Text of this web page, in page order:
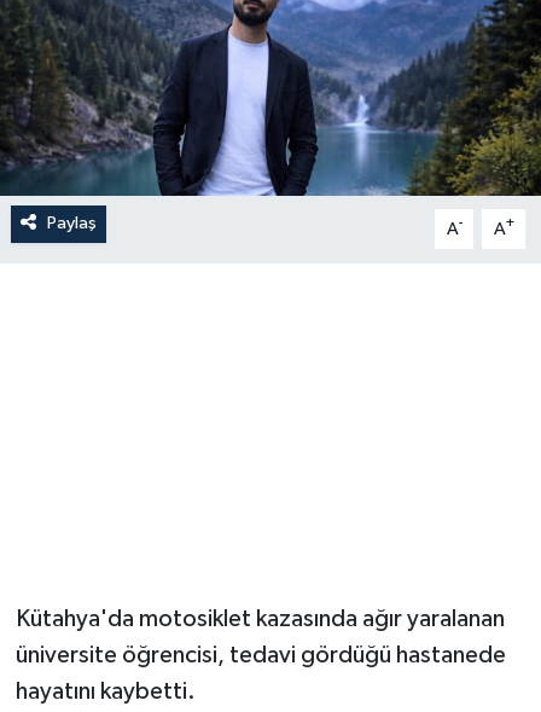
Paylaş A- A+
Kütahya'da motosiklet kazasında ağır yaralanan
üniversite öğrencisi, tedavi gördüğü hastanede
hayatını kaybetti.